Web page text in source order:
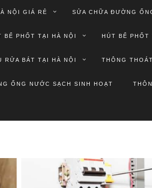
NỘI GIÁ RẺ SỬA CHỮA ĐƯỜNG
BỂ PHỐT TẠI HÀ NỘI HÚT BỂ PHỐT
RỬA BÁT TẠI HÀ NỘI THÔNG
ỐNG NƯỚC SẠCH SINH HOẠT